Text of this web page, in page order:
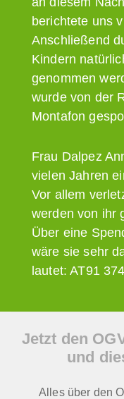
berichtete uns
Anschließend
Kindern
genommen
wurde von der
Montafon
Frau Dalpez
vielen Jahren
Vor allem
werden von ihr
Über eine
wäre sie sehr
lautet: AT91
Jetzt den
und
Alles über den